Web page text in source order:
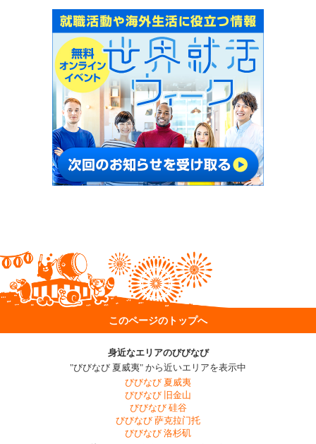
このページのトップへ
身近なエリアのびびなび
"びびなび 夏威夷" から近いエリアを表示中
びびなび 夏威夷
びびなび 旧金山
びびなび 硅谷
びびなび 萨克拉门托
びびなび 洛杉矶